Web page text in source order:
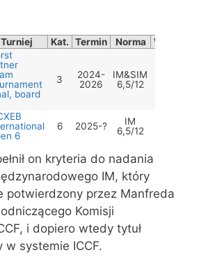
Turniej Kat. Termin Norma Wynik
board
3
2024-
2026
IM&SIM
6,5/12
6
6 2025-?
IM
6,5/12
on kryteria do nadania
IM, który
potwierdzony przez Manfreda
Komisji
i dopiero wtedy tytuł
systemie ICCF.